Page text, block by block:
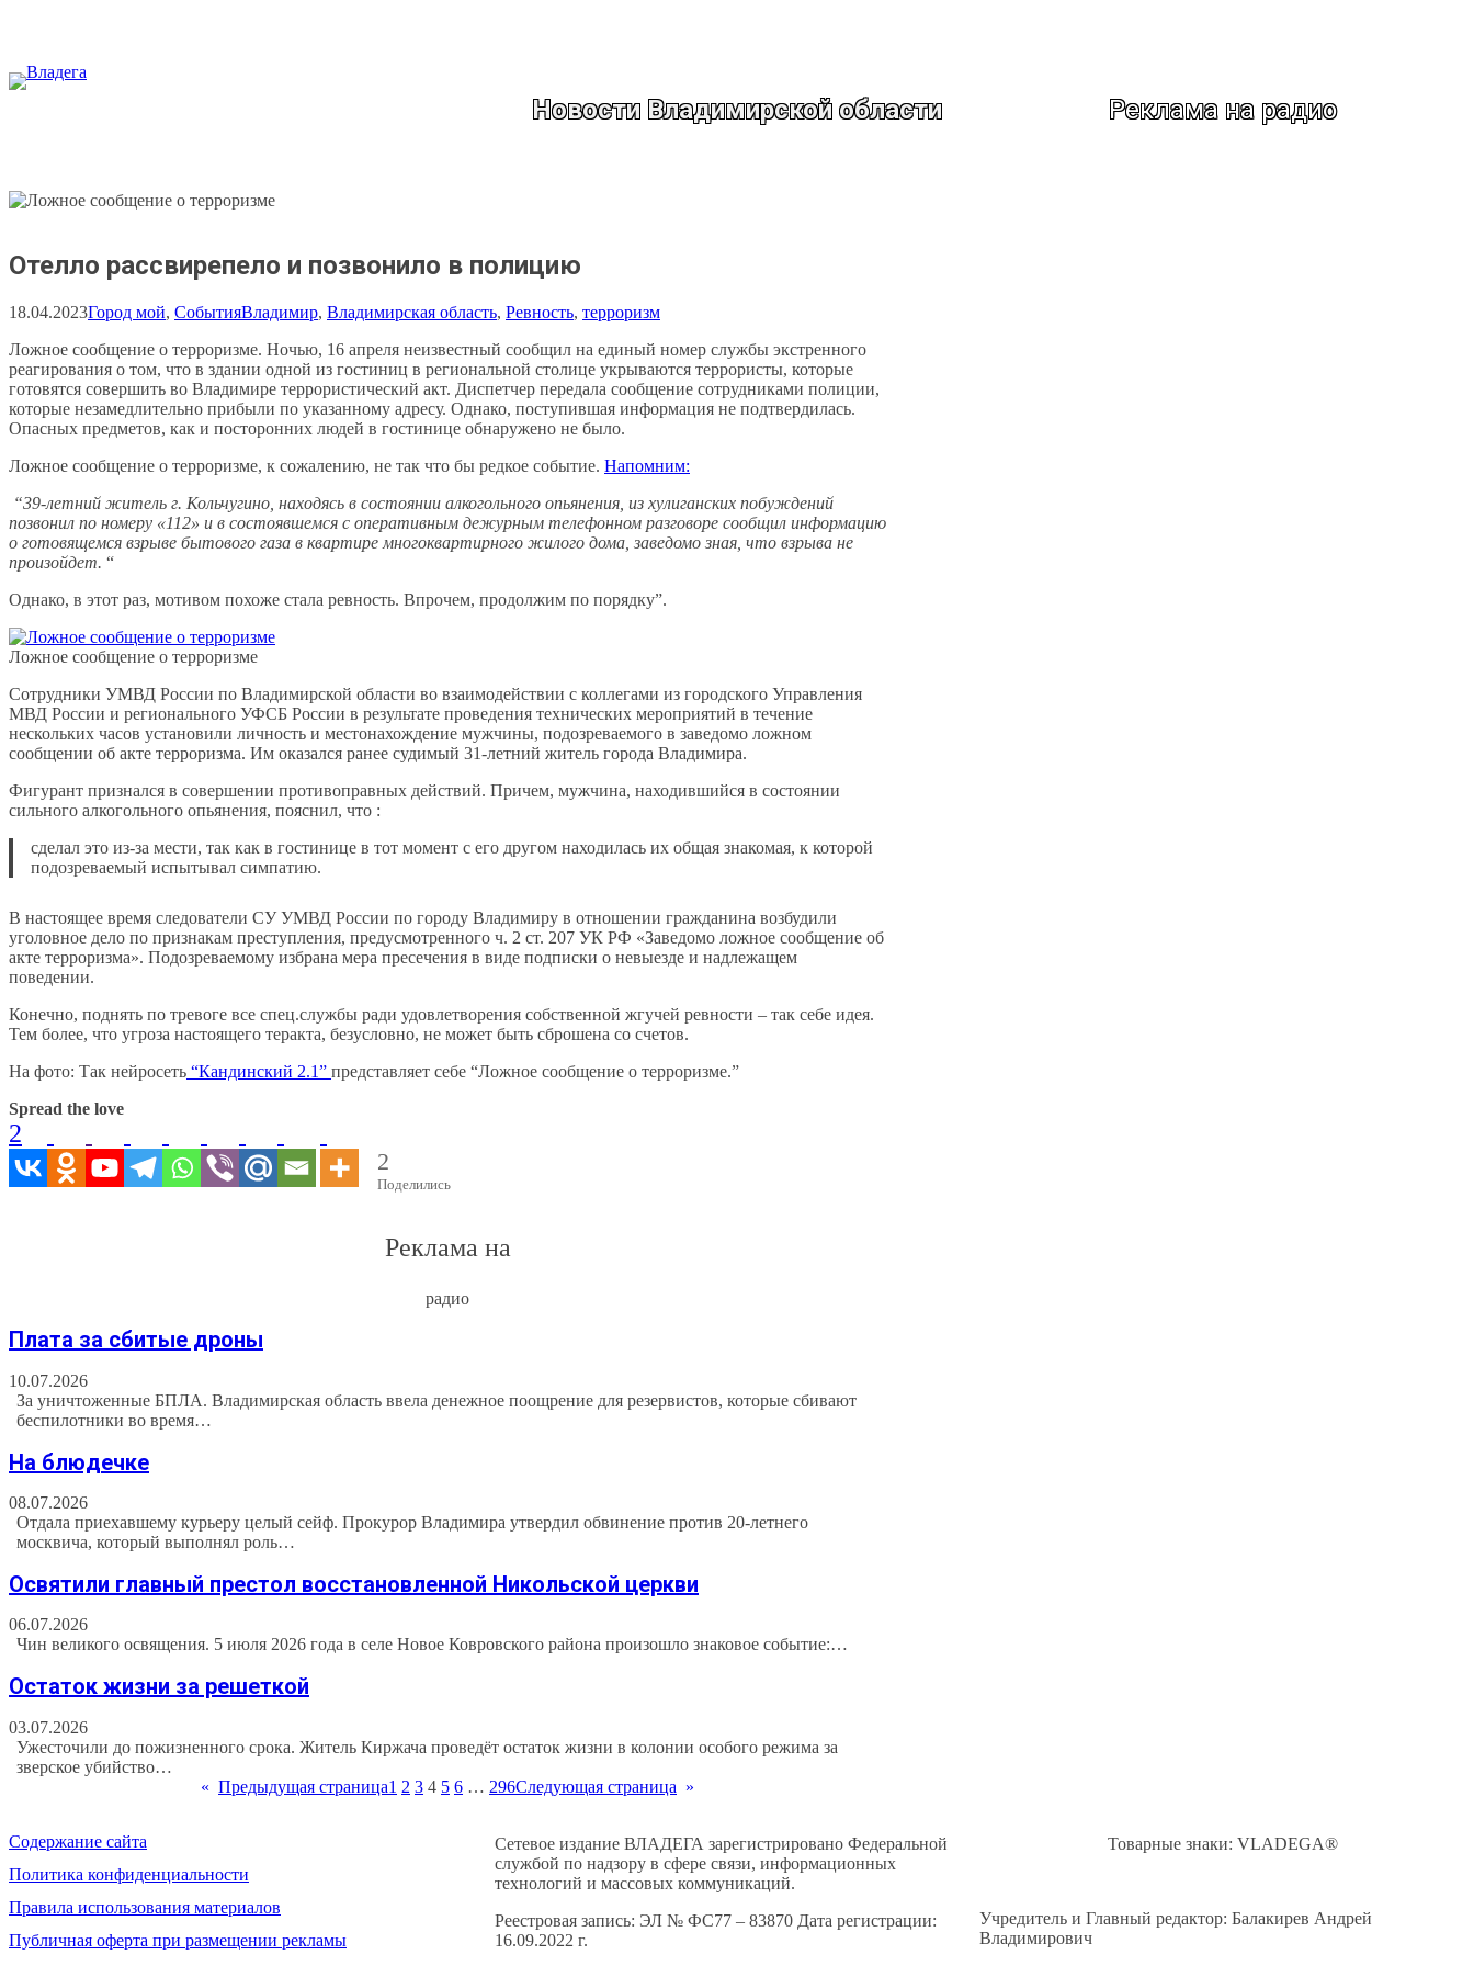
Новости Владимирской области Реклама на радио
Отелло рассвирепело и позвонило в полицию
18.04.2023Город мой, СобытияВладимир, Владимирская область, Ревность, терроризм
Ложное сообщение о терроризме. Ночью, 16 апреля неизвестный сообщил на единый номер службы экстренного
реагирования о том, что в здании одной из гостиниц в региональной столице укрываются террористы, которые
готовятся совершить во Владимире террористический акт. Диспетчер передала сообщение сотрудниками полиции,
которые незамедлительно прибыли по указанному адресу. Однако, поступившая информация не подтвердилась.
Опасных предметов, как и посторонних людей в гостинице обнаружено не было.
Ложное сообщение о терроризме, к сожалению, не так что бы редкое событие. Напомним:
“39-летний житель г. Кольчугино, находясь в состоянии алкогольного опьянения, из хулиганских побуждений
позвонил по номеру «112» и в состоявшемся с оперативным дежурным телефонном разговоре сообщил информацию
о готовящемся взрыве бытового газа в квартире многоквартирного жилого дома, заведомо зная, что взрыва не
произойдет. “
Однако, в этот раз, мотивом похоже стала ревность. Впрочем, продолжим по порядку”.
Ложное сообщение о терроризме
Сотрудники УМВД России по Владимирской области во взаимодействии с коллегами из городского Управления
МВД России и регионального УФСБ России в результате проведения технических мероприятий в течение
нескольких часов установили личность и местонахождение мужчины, подозреваемого в заведомо ложном
сообщении об акте терроризма. Им оказался ранее судимый 31-летний житель города Владимира.
Фигурант признался в совершении противоправных действий. Причем, мужчина, находившийся в состоянии
сильного алкогольного опьянения, пояснил, что :
сделал это из-за мести, так как в гостинице в тот момент с его другом находилась их общая знакомая, к которой
подозреваемый испытывал симпатию.
В настоящее время следователи СУ УМВД России по городу Владимиру в отношении гражданина возбудили
уголовное дело по признакам преступления, предусмотренного ч. 2 ст. 207 УК РФ «Заведомо ложное сообщение об
акте терроризма». Подозреваемому избрана мера пресечения в виде подписки о невыезде и надлежащем
поведении.
Конечно, поднять по тревоге все спец.службы ради удовлетворения собственной жгучей ревности – так себе идея.
Тем более, что угроза настоящего теракта, безусловно, не может быть сброшена со счетов.
На фото: Так нейросеть “Кандинский 2.1” представляет себе “Ложное сообщение о терроризме.”
Spread the love
2
2
Поделились
Реклама на
радио
Плата за сбитые дроны
10.07.2026
За уничтоженные БПЛА. Владимирская область ввела денежное поощрение для резервистов, которые сбивают
беспилотники во время…
На блюдечке
08.07.2026
Отдала приехавшему курьеру целый сейф. Прокурор Владимира утвердил обвинение против 20-летнего
москвича, который выполнял роль…
Освятили главный престол восстановленной Никольской церкви
06.07.2026
Чин великого освящения. 5 июля 2026 года в селе Новое Ковровского района произошло знаковое событие:…
Остаток жизни за решеткой
03.07.2026
Ужесточили до пожизненного срока. Житель Киржача проведёт остаток жизни в колонии особого режима за
зверское убийство…
« Предыдущая страница1 2 3 4 5 6 … 296Следующая страница »
Содержание сайта
Политика конфиденциальности
Правила использования материалов
Публичная оферта при размещении рекламы
Сетевое издание ВЛАДЕГА зарегистрировано Федеральной
службой по надзору в сфере связи, информационных
технологий и массовых коммуникаций.
Реестровая запись: ЭЛ № ФС77 – 83870 Дата регистрации:
16.09.2022 г.
Товарные знаки: VLADEGA®
Учредитель и Главный редактор: Балакирев Андрей
Владимирович